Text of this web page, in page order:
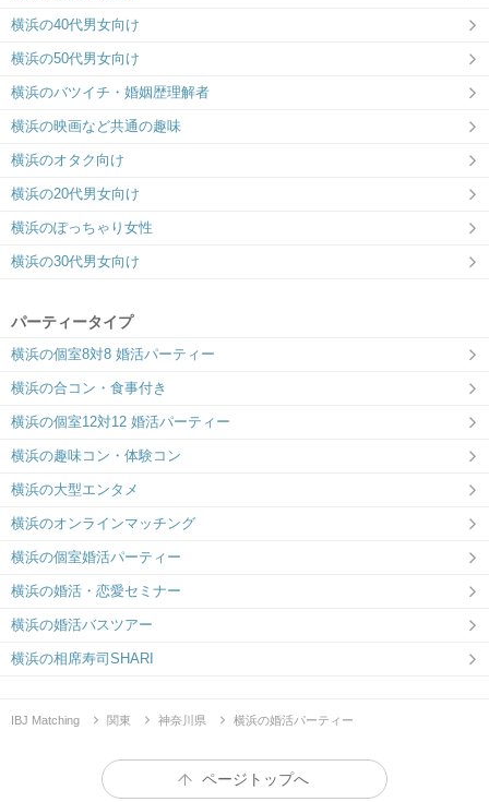
横浜の40代男女向け
横浜の50代男女向け
横浜のバツイチ・婚姻歴理解者
横浜の映画など共通の趣味
横浜のオタク向け
横浜の20代男女向け
横浜のぽっちゃり女性
横浜の30代男女向け
パーティータイプ
横浜の個室8対8 婚活パーティー
横浜の合コン・食事付き
横浜の個室12対12 婚活パーティー
横浜の趣味コン・体験コン
横浜の大型エンタメ
横浜のオンラインマッチング
横浜の個室婚活パーティー
横浜の婚活・恋愛セミナー
横浜の婚活バスツアー
横浜の相席寿司SHARI
IBJ Matching 関東 神奈川県 横浜の婚活パーティー
ページトップへ